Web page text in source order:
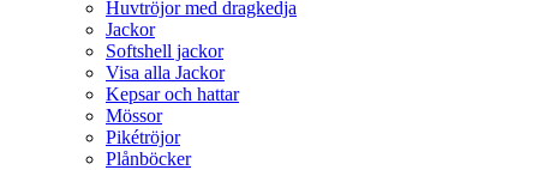
Huvtröjor med dragkedja
Jackor
Softshell jackor
Visa alla Jackor
Kepsar och hattar
Mössor
Pikétröjor
Plånböcker